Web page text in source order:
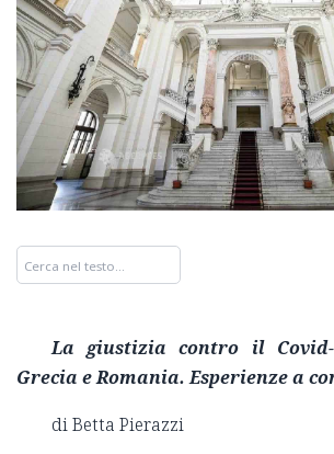
La giustizia contro il
Grecia e Romania. Esperienze a
di Betta Pierazzi